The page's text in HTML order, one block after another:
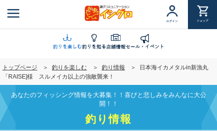
ン
移
動
ログイン ショップ
釣りを楽しむ釣りを知る店舗情報セール・イベント
トップページ 釣りを楽しむ 釣り情報
日本海イカメタルin新漁丸
「RAISE]様 スルメイカ以上の強敵襲来！
あなたのフィッシング情報を大募集！！喜びと悲しみをみんなに大公
開！！
釣り情報